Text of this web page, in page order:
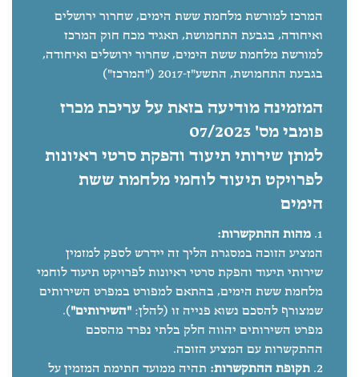
המרכז למורשת מלחמת ששת הימים, שחרור ירושלים
ואיחודה, בגבעת התחמושת, תאגיד מכח חוק המרכז
למורשת מלחמת ששת הימים, שחרור ירושלים ואיחודה,
בגבעת התחמושת, התשע"ז-2017 ("המרכז")
המזמינה מודיעה בזאת על עריכת מכרז
פומבי מס' 07/2023
למתן שירותי תיעוד והפקת סרטי ראיונות
לפרויקט תיעוד לוחמי מלחמת ששת
הימים
מהות ההתקשרות:
המציע הזוכה במסגרת הליך זה יידרש לספק למזמין
שירותי תיעוד והפקת סרטי ראיונות לפרויקט תיעוד לוחמי
מלחמת ששת הימים, בהתאם למפורט במפרט השירותים
שמצורף להסכם נשוא פנייה זו (להלן: "השירותים").
מפרט השירותים יהווה חלק בלתי נפרד מהסכם
ההתקשרות עם המציע הזוכה.
תקופת ההתקשרות: תהיה ממועד חתימת המזמין על